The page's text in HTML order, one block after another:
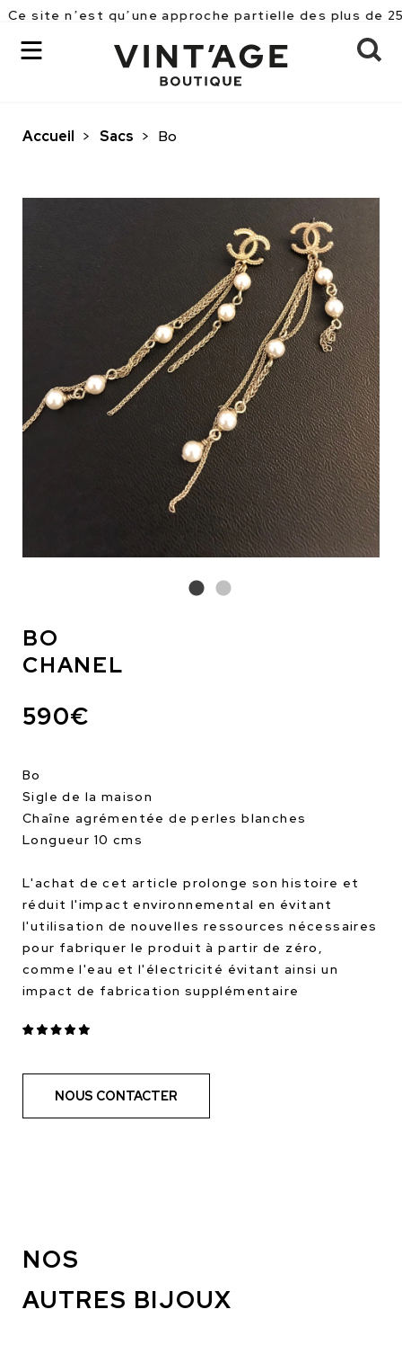
qu’une approche partielle des plus de 2500
Accueil > Sacs > Bo
BO
CHANEL
590€
Bo
Sigle de la maison
Chaîne agrémentée de perles blanches
Longueur 10 cms
L'achat de cet article prolonge son histoire et
réduit l'impact environnemental en évitant
l'utilisation de nouvelles ressources nécessaires
pour fabriquer le produit à partir de zéro,
comme l'eau et l'électricité évitant ainsi un
impact de fabrication supplémentaire
NOUS CONTACTER
NOS
AUTRES BIJOUX